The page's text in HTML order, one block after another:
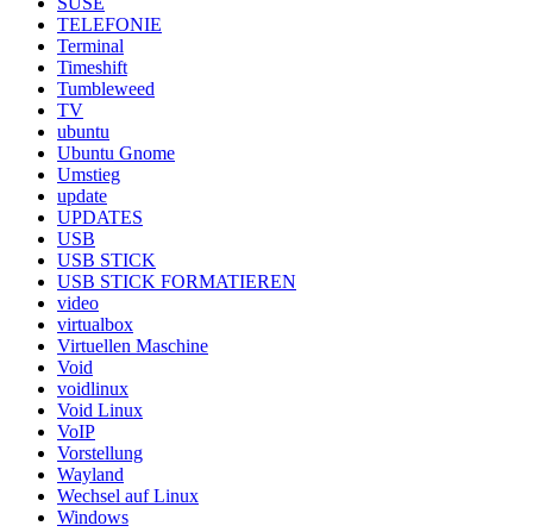
TELEFONIE
Terminal
Timeshift
Tumbleweed
TV
ubuntu
Ubuntu Gnome
Umstieg
update
UPDATES
USB
USB STICK
USB STICK FORMATIEREN
video
virtualbox
Virtuellen Maschine
Void
voidlinux
Void Linux
VoIP
Vorstellung
Wayland
Wechsel auf Linux
Windows